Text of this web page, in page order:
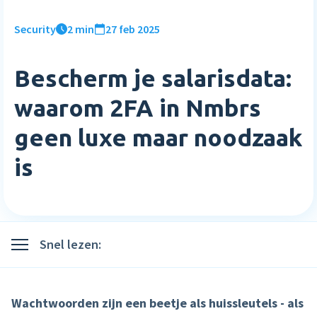
Inloggen
Verlofregistratie
Meer HR features »
Salaris
AI Assistant
Starten met Nmbrs
Bibliotheek
Klantverhalen
Agenda
Trainingen
Careers
Neem contact op
Contact
Login
Nederlands
English
Sverige
Plan een demo
Security 2 min 27 feb 2025
Bescherm je salarisdata:
waarom 2FA in Nmbrs
geen luxe maar noodzaak
is
Snel lezen:
Wachtwoorden zijn een beetje als huissleutels - als